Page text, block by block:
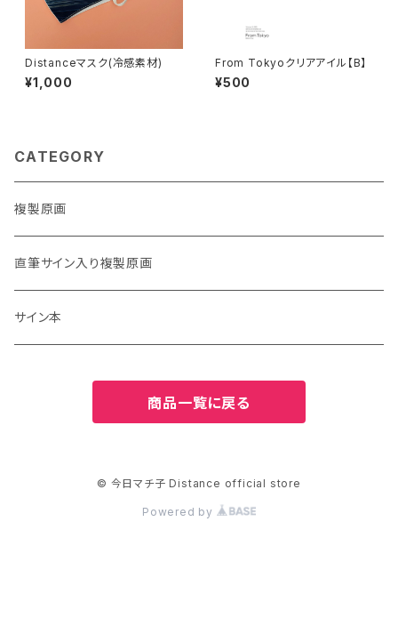
Distanceマスク(冷感素材)
¥1,000
From Tokyoクリアアイル【B】
¥500
CATEGORY
複製原画
直筆サイン入り複製原画
サイン本
商品一覧に戻る
© 今日マチ子 Distance official store
Powered by